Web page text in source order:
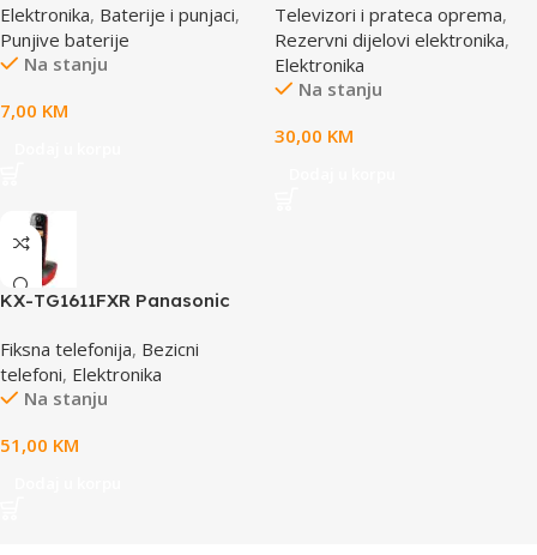
168267 MANHATTAN
Elektronika, Baterije i punjaci,
Punjive baterije
Na stanju
7,00 KM
AE-HD65M
Televizori i prateca oprema,
Rezervni dijelovi elektronika,
Elektronika
Na stanju
30,00 KM
KX-TG1611FXR Panasonic
CID
Fiksna telefonija, Bezicni
telefoni, Elektronika
Na stanju
51,00 KM